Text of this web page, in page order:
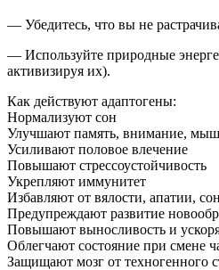
— Убедитесь, что вы не
— Используйте природные
активизируя их).
Как действуют адаптогены:
Нормализуют сон
Улучшают память, внимание,
Усиливают половое влечение
Повышают стрессоустойчивость
Укрепляют иммунитет
Избавляют от вялости, апатии,
Предупреждают развитие
Повышают выносливость и
Облегчают состояние при смене
Защищают мозг от техногенного